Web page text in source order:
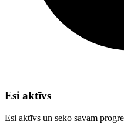
Esi aktīvs
Esi aktīvs un seko savam